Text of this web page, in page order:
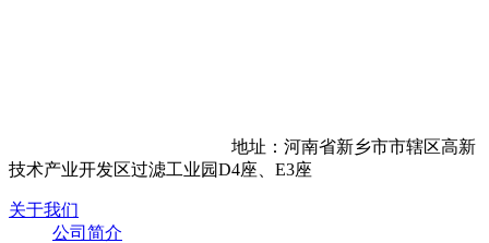
地址：河南省新乡市市辖区高新
技术产业开发区过滤工业园D4座、E3座
关于我们
公司简介